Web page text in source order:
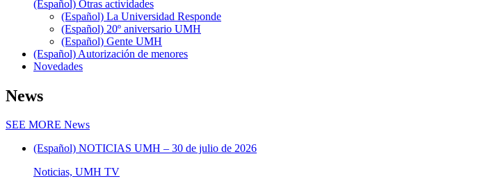
(Español) Otras actividades
(Español) La Universidad Responde
(Español) 20º aniversario UMH
(Español) Gente UMH
(Español) Autorización de menores
Novedades
News
SEE MORE News
(Español) NOTICIAS UMH – 30 de julio de 2026
Noticias, UMH TV